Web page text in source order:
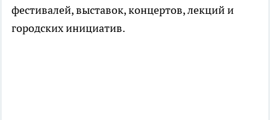
фестивалей, выставок, концертов, лекций и
городских инициатив.